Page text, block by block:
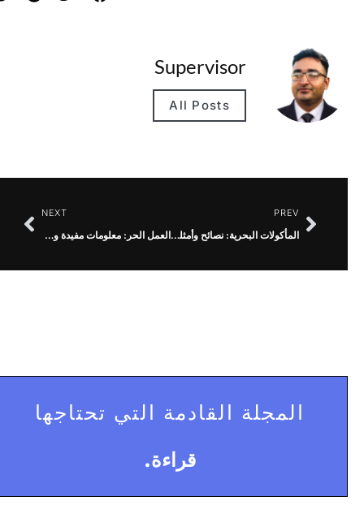
Supervisor
All Posts
PREV
المأكولات البحرية: نصائح وأمثلة عملية
NEXT
العمل الحر: معلومات مفيدة وقيمة
المجلة القادمة التي تحتاجها
قراءة.